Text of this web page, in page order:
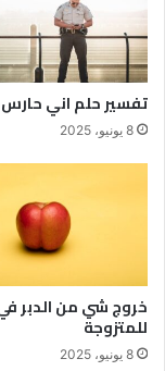
تفسير حلم اني
8 يونيو، 2025
خروج شي من الدبر
للمتزوجة
8 يونيو، 2025